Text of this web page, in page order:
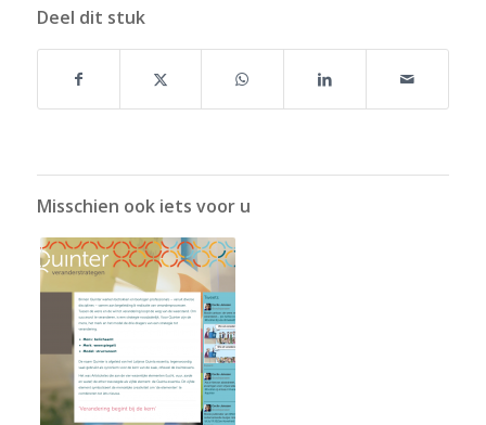
Deel dit stuk
Misschien ook iets voor u